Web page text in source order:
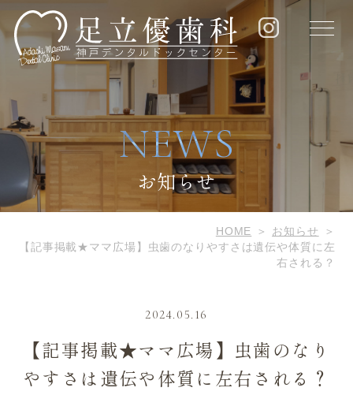
NEWS
お知らせ
HOME
お知らせ
【記事掲載★ママ広場】虫歯のなりやすさは遺伝や体質に左
右される？
2024.05.16
【記事掲載★ママ広場】虫歯のなり
やすさは遺伝や体質に左右される？